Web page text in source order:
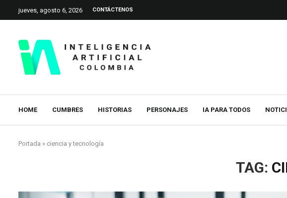
jueves, agosto 6, 2026 CONTÁCTENOS
HOME CUMBRES HISTORIAS PERSONAJES IA PARA TODOS
Portada » ciencia y tecnología
TAG: